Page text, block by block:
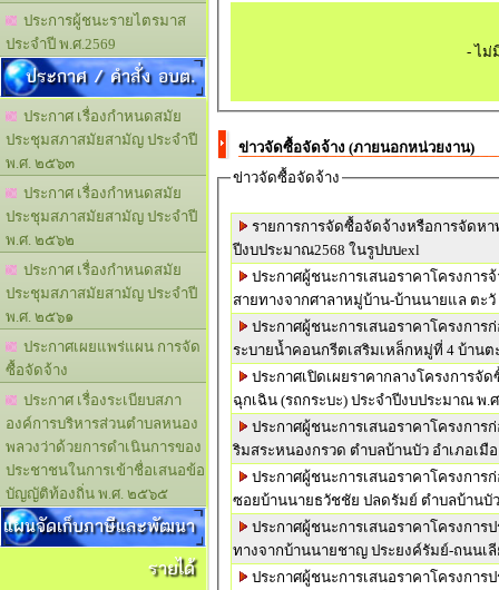
ประการผู้ชนะรายไตรมาส
ประจำปี พ.ศ.2569
ประกาศ / คำสั่ง อบต.
ประกาศ เรื่องกำหนดสมัย
ประชุมสภาสมัยสามัญ ประจำปี
พ.ศ. ๒๕๖๓
ประกาศ เรื่องกำหนดสมัย
ประชุมสภาสมัยสามัญ ประจำปี
พ.ศ. ๒๕๖๒
ประกาศ เรื่องกำหนดสมัย
ประชุมสภาสมัยสามัญ ประจำปี
พ.ศ. ๒๕๖๑
ประกาศเผยแพร่แผน การจัด
ซื้อจัดจ้าง
ประกาศ เรื่องระเบียบสภา
องค์การบริหารส่วนตำบลหนอง
พลวงว่าด้วยการดำเนินการของ
ประชาชนในการเข้าชื่อเสนอข้อ
บัญญัติท้องถิ่น พ.ศ. ๒๕๖๕
แผนจัดเก็บภาษีและพัฒนา
รายได้
- ไม่
ข่าวจัดซื้อจัดจ้าง (ภายนอกหน่วยงาน)
ข่าวจัดซื้อจัดจ้าง
รายการการจัดซื้อจัดจ้างหรือการจัดห
ปีงบประมาณ2568 ในรูปบบexl
ประกาศผู้ชนะการเสนอราคาโครงกา
สายทางจากศาลาหมู่บ้าน-บ้านนายแล ตะวั
ประกาศผู้ชนะการเสนอราคาโครงการ
ระบายน้ำคอนกรีตเสริมเหล็กหมู่ที่ 4 บ้านต
ประกาศเปิดเผยราคากลางโครงการ
ฉุกเฉิน (รถกระบะ) ประจำปีงบประมาณ พ.ศ
ประกาศผู้ชนะการเสนอราคาโครงกา
ริมสระหนองกรวด ตำบลบ้านบัว อำเภอเมื
ประกาศผู้ชนะการเสนอราคาโครงกา
ซอยบ้านนายธวัชชัย ปลดรัมย์ ตำบลบ้านบั
ประกาศผู้ชนะการเสนอราคาโครงกา
ทางจากบ้านนายชาญ ประยงค์รัมย์-ถนนเ
ประกาศผู้ชนะการเสนอราคาโครงกา